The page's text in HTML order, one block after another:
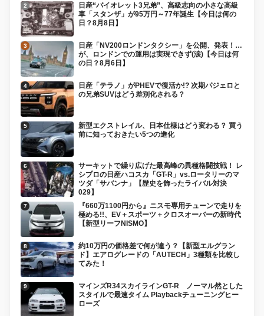
日産“バイオレット3兄弟”、高級志向の小さな高級
車「スタンザ」が95万円～77年誕生【今日は何の
日？8月8日】
日産「NV200ロンドンタクシー」を公開、発表！…
が、ロンドンでの運用は実現できず(涙)【今日は何
の日？8月6日】
日産「テラノ」がPHEVで復活か!? 次期パジェロと
の兄弟SUVはどう差別化される？
新型エクストレイル、日本仕様はどう変わる？ 買う
前に知っておきたい5つの進化
サーキットで繰り広げた最高峰の異種格闘技戦！ レ
シプロの日産ハコスカ「GT-R」vs.ロータリーのマ
ツダ「サバンナ」【歴史を飾ったライバル対決
029】
『660万1100円から』ニスモ専用チューンで走りを
極める!!、EV＋スポーツ＋クロスオーバーの新時代
【新型リーフNISMO】
約10万円の価格差で何が違う？【新型エルグラン
ド】エアログレードの「AUTECH」3種類を比較し
てみた！
マインズR34スカイラインGT-R ノーマル然とした
スタイルで最速タイム Playbackチューニングヒー
ローズ